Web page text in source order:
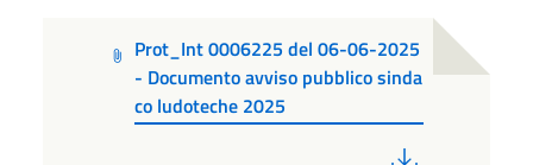
Prot_Int 0006225 del 06-06-2025
- Documento avviso pubblico sinda
co ludoteche 2025